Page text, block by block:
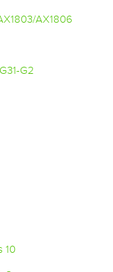
AX1806
G2
10